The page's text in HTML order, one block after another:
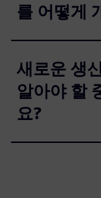
를 어떻게
새로운 생
알아야 할
요?